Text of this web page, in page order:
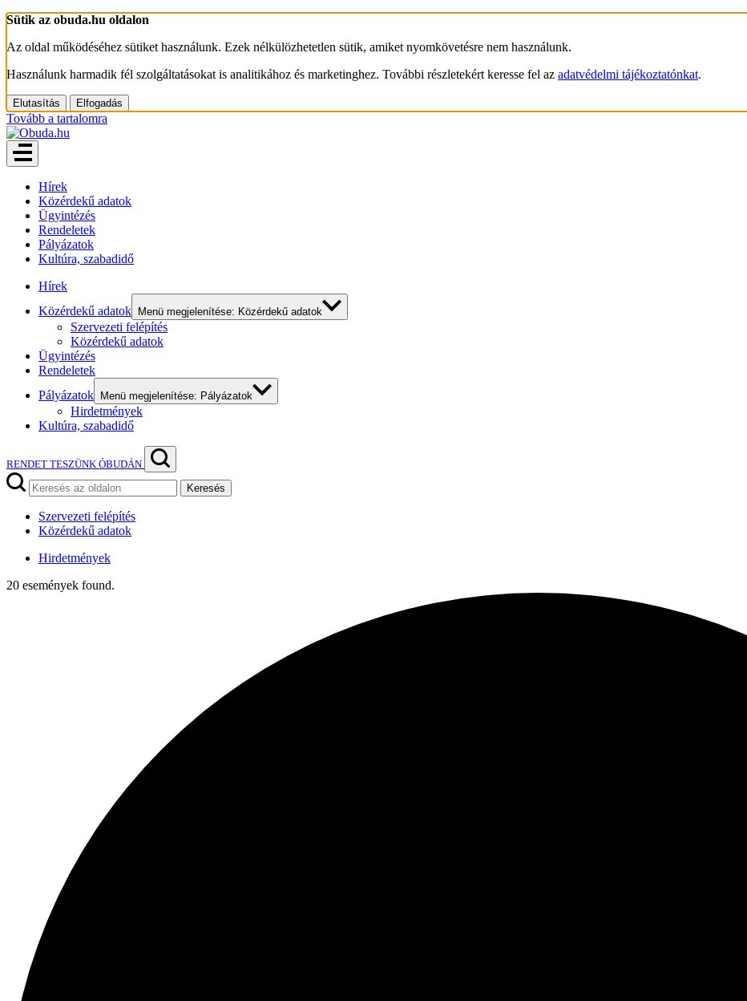
Sütik az obuda.hu oldalon
Az oldal működéséhez sütiket használunk. Ezek nélkülözhetetlen sütik, amiket nyomkövetésre nem használunk.
Használunk harmadik fél szolgáltatásokat is analitikához és marketinghez. További részletekért keresse fel az adatvédelmi tájékoztatónkat.
Elutasítás Elfogadás
Tovább a tartalomra
Hírek
Közérdekű adatok
Ügyintézés
Rendeletek
Pályázatok
Kultúra, szabadidő
Hírek
Közérdekű adatok
Menü megjelenítése: Közérdekű adatok
Szervezeti felépítés
Közérdekű adatok
Ügyintézés
Rendeletek
Pályázatok
Menü megjelenítése: Pályázatok
Hirdetmények
Kultúra, szabadidő
RENDET TESZÜNK ÓBUDÁN
Keresés
Szervezeti felépítés
Közérdekű adatok
Hirdetmények
20 események found.